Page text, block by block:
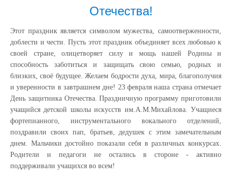
Отечества!
Этот праздник является символом мужества, самоотверженности,
доблести и чести. Пусть этот праздник объединяет всех любовью к
своей стране, олицетворяет силу и мощь нашей Родины и
способность заботиться и защищать свою семью, родных и
близких, своё будущее. Желаем бодрости духа, мира, благополучия
и уверенности в завтрашнем дне! 23 февраля наша страна отмечает
День защитника Отечества. Праздничную программу приготовили
учащийся детской школы искусств им.А.М.Михайлова. Учащиеся
фортепианного, инструментального вокального отделений,
поздравили своих пап, братьев, дедушек с этим замечательным
днем. Мальчики достойно показали себя в различных конкурсах.
Родители и педагоги не остались в стороне - активно
поддерживали учащихся во всем!